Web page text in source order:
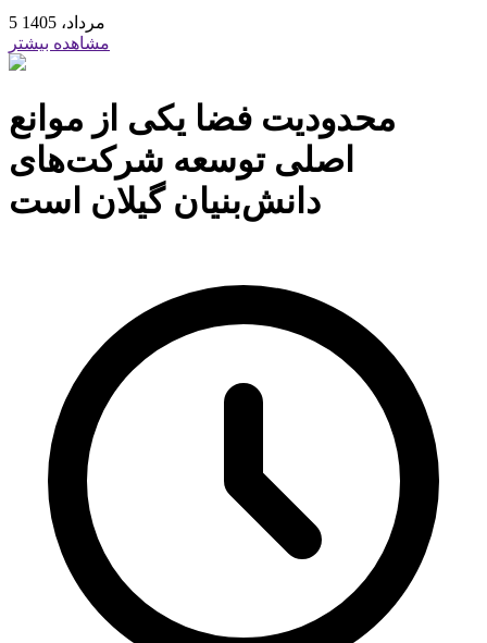
5 مرداد، 1405
مشاهده بیشتر
محدودیت فضا یکی از موانع
اصلی توسعه شرکت‌های
دانش‌بنیان گیلان است